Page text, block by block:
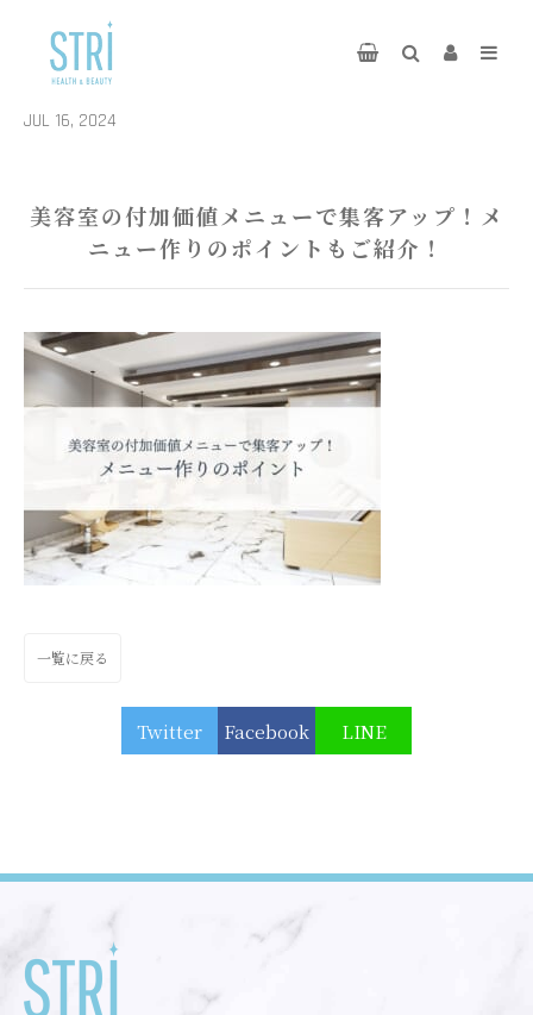
JUL 16, 2024
美容室の付加価値メニューで集客アップ！メ
ニュー作りのポイントもご紹介！
一覧に戻る
Twitter Facebook LINE